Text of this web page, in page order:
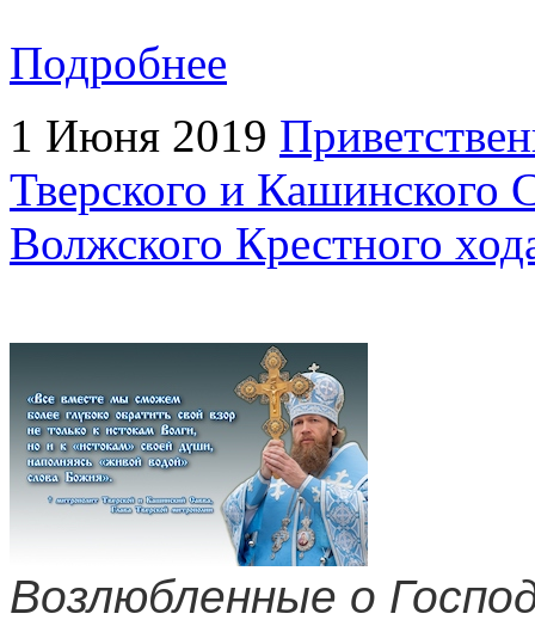
Подробнее
1 Июня 2019
Тверского и Кашинского
Волжского Крестного
Возлюбленные о